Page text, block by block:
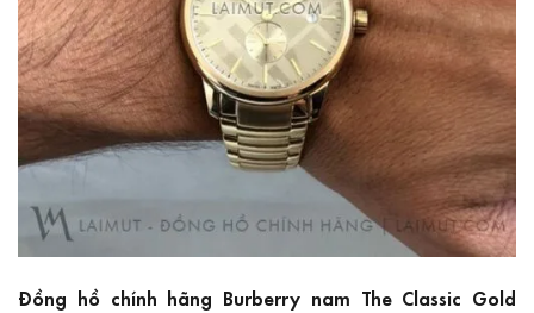
Đồng hồ chính hãng Burberry nam The Classic Gold